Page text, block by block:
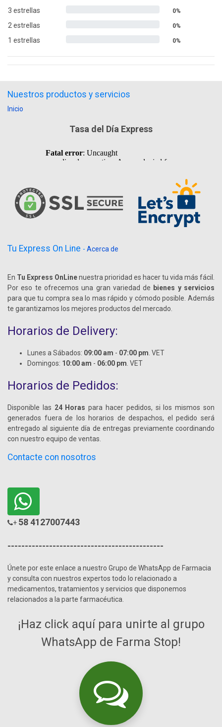
3 estrellas 0%
2 estrellas 0%
1 estrellas 0%
Nuestros productos y servicios
Inicio
Tasa del Día Express
Tu Express On Line - Acerca de
En Tu Express OnLinenuestra prioridad es hacer tu vida más fácil.
Por eso te ofrecemos una gran variedad de bienes y servicios
para que tu compra sea lo mas rápido y cómodo posible. Además
te garantizamos los mejores productos del mercado.
Horarios de Delivery:
Lunes a Sábados: 09:00 am - 07:00 pm . VET
Domingos: 10:00 am - 06:00 pm . VET
Horarios de Pedidos:
Disponible las 24 Horas para hacer pedidos, si los mismos son
generados fuera de los horarios de despachos, el pedido será
entregado al siguiente día de entregas previamente coordinando
con nuestro equipo de ventas.
Contacte con nosotros
+ 58 4127007443
---------------------------------------------
Únete por este enlace a nuestro Grupo de WhatsApp de Farmacia
y consulta con nuestros expertos todo lo relacionado a
medicamentos, tratamientos y servicios que disponemos
relacionados a la parte farmacéutica.
¡Haz click aquí para unirte al grupo
WhatsApp de Farma Stop!